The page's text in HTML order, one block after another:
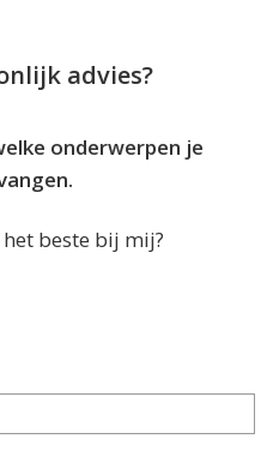
advies?
onderwerpen je
beste bij mij?